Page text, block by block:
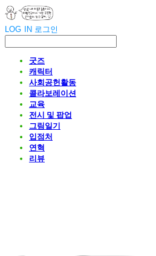
LOG IN 로그인
굿즈
캐릭터
사회공헌활동
콜라보레이션
교육
전시 및 팝업
그림일기
입점처
연혁
리뷰